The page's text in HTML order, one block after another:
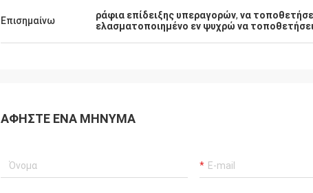
Επισημαίνω ράφια επίδειξης υπεραγορών, να
ελασματοποιημένο εν ψυχρώ να
ΑΦΉΣΤΕ ΈΝΑ ΜΉΝΥΜΑ